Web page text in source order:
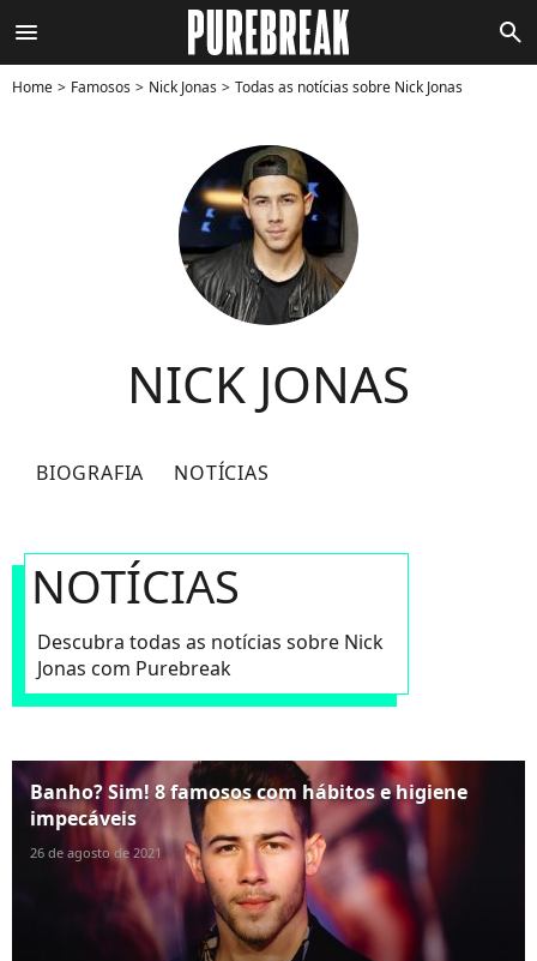
menu search
Home Famosos Nick Jonas Todas as notícias sobre Nick Jonas
NICK JONAS
BIOGRAFIA NOTÍCIAS
NOTÍCIAS
Descubra todas as notícias sobre Nick
Jonas com Purebreak
Banho? Sim! 8 famosos com hábitos e higiene
impecáveis
26 de agosto de 2021